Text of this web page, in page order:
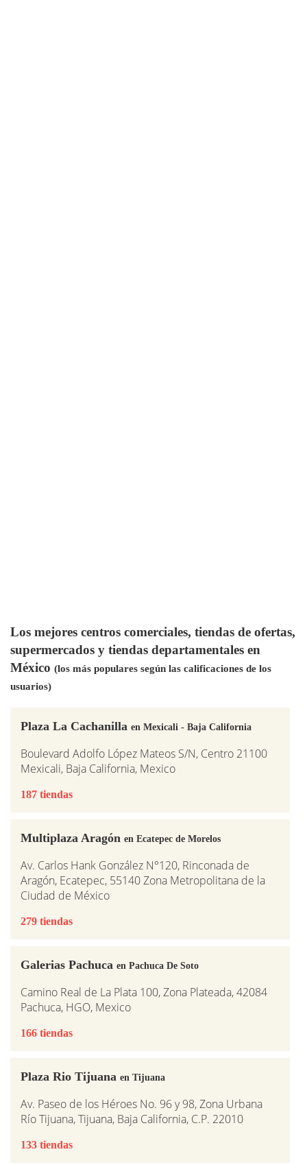
Los mejores centros comerciales, tiendas de ofertas,
supermercados y tiendas departamentales en
México (los más populares según las calificaciones de los
usuarios)
Plaza La Cachanilla en Mexicali - Baja California
Boulevard Adolfo López Mateos S/N, Centro 21100
Mexicali, Baja California, Mexico
187 tiendas
Multiplaza Aragón en Ecatepec de Morelos
Av. Carlos Hank González N°120, Rinconada de
Aragón, Ecatepec, 55140 Zona Metropolitana de la
Ciudad de México
279 tiendas
Galerias Pachuca en Pachuca De Soto
Camino Real de La Plata 100, Zona Plateada, 42084
Pachuca, HGO, Mexico
166 tiendas
Plaza Rio Tijuana en Tijuana
Av. Paseo de los Héroes No. 96 y 98, Zona Urbana
Río Tijuana, Tijuana, Baja California, C.P. 22010
133 tiendas